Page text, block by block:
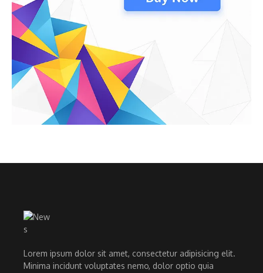
Lorem ipsum dolor sit amet, consectetur adipisicing elit.
Minima incidunt voluptates nemo, dolor optio quia